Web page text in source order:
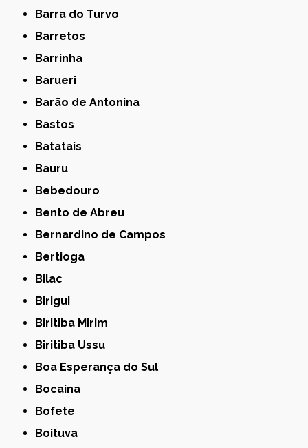
Barra do Turvo
Barretos
Barrinha
Barueri
Barão de Antonina
Bastos
Batatais
Bauru
Bebedouro
Bento de Abreu
Bernardino de Campos
Bertioga
Bilac
Birigui
Biritiba Mirim
Biritiba Ussu
Boa Esperança do Sul
Bocaina
Bofete
Boituva